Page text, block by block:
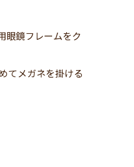
眼鏡フレームをク
てメガネを掛ける